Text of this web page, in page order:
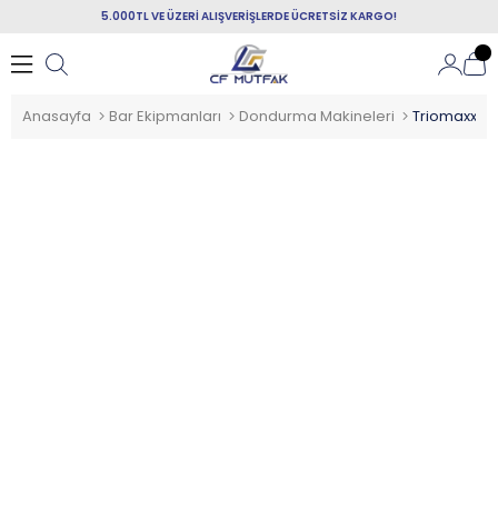
5.000TL VE ÜZERİ ALIŞVERİŞLERDE ÜCRETSİZ KARGO!
Anasayfa Bar Ekipmanları Dondurma Makineleri